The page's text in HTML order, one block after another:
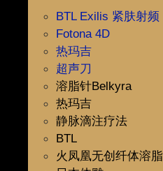
BTL Exilis 紧肤射频
Fotona 4D
热玛吉
超声刀
溶脂针Belkyra
热玛吉
静脉滴注疗法
BTL
火凤凰无创纤体溶脂